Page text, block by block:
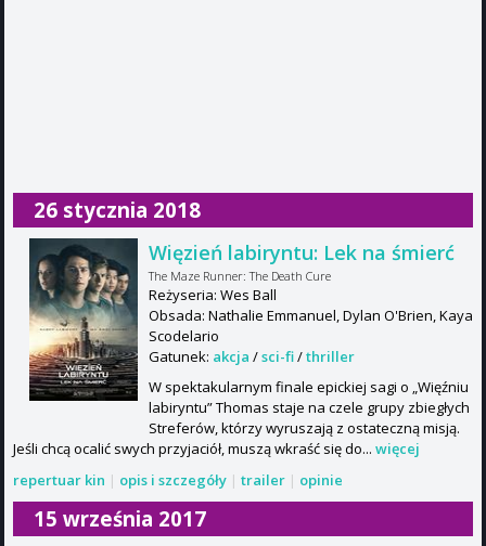
26 stycznia 2018
Więzień labiryntu: Lek na śmierć
The Maze Runner: The Death Cure
Reżyseria: Wes Ball
Obsada: Nathalie Emmanuel, Dylan O'Brien, Kaya
Scodelario
Gatunek: akcja /sci-fi/thriller
W spektakularnym finale epickiej sagi o „Więźniu
labiryntu” Thomas staje na czele grupy zbiegłych
Streferów, którzy wyruszają z ostateczną misją.
Jeśli chcą ocalić swych przyjaciół, muszą wkraść się do... więcej
repertuar kin | opis i szczegóły | trailer | opinie
15 września 2017